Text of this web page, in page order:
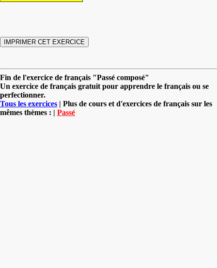
Fin de l'exercice de français "Passé composé"
Un exercice de français gratuit pour apprendre le français ou se
perfectionner.
Tous les exercices | Plus de cours et d'exercices de français sur les
mêmes thèmes : | Passé